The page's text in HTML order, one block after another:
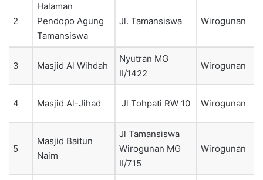
2
Halaman
Pendopo Agung
Tamansiswa
Jl. Tamansiswa Wirogunan
3 Masjid Al Wihdah
Nyutran MG
II/1422
Wirogunan
4 Masjid Al-Jihad Jl Tohpati RW 10 Wirogunan
5
Masjid Baitun
Naim
Jl Tamansiswa
Wirogunan MG
II/715
Wirogunan